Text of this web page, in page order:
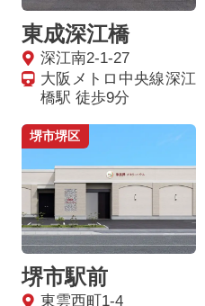
東成深江橋
深江南2-1-27
大阪メトロ中央線深江
橋駅 徒歩9分
堺市堺区
堺市駅前
東雲西町1-4